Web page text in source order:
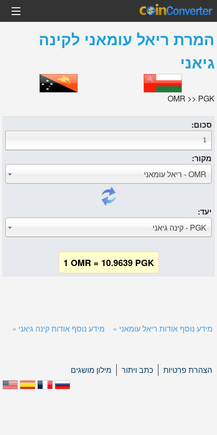
המרת ריאל עומאני לקינה
גיאני
OMR >> PGK
סכום:
מקור:
OMR - ריאל עומאני
יעד:
PGK - קינה גיאני
1 OMR = 10.9639 PGK
מידע נוסף אודות ריאל עומאני » מידע נוסף אודות קינה גיאני »
הצהרת פרטיות כתב ויתור מילון מושגים